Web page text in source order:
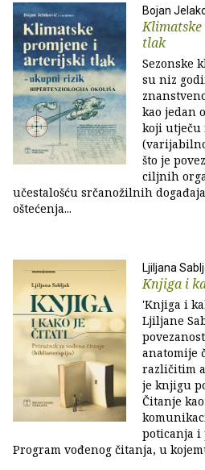
Bojan
tlak
Sezonske
su niz
kao jedan
koji utječu
što je
ciljnih
učestalošću srčanožilnih
oštećenja...
Ljiljana
Knjiga i
'Knjiga i
Ljiljane
anatomije
različitim
je knjigu
Čitanje
poticanja i
Program vođenog čitanja, u